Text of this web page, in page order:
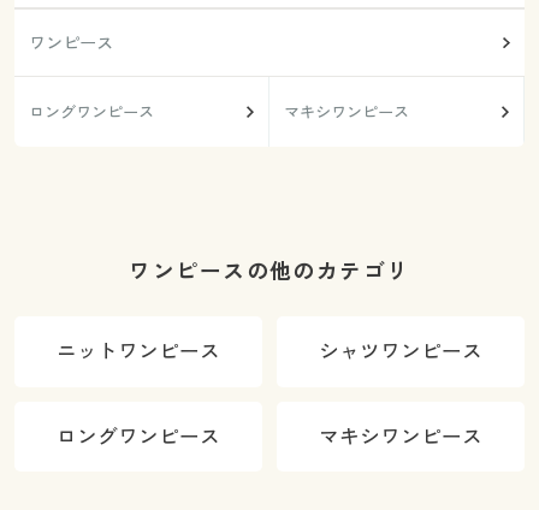
ワンピース
ロングワンピース マキシワンピース
ワンピースの他のカテゴリ
ニットワンピース シャツワンピース
ロングワンピース マキシワンピース